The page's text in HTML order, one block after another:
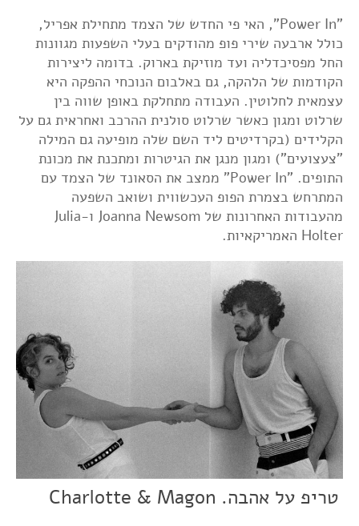
"Power In", האי פי החדש של הצמד מתחילת אפריל,
כולל ארבעה שירי פופ מהודקים בעלי השפעות מגוונות
החל מפסיכדליה ועד מוזיקת בארוק. בדומה ליצירות
הקודמות של הלהקה, גם באלבום הנוכחי ההפקה היא
עצמאית לחלוטין. העבודה מתחלקת באופן שווה בין
שרלוט ומגון כאשר שרלוט סולנית ההרכב ואחראית גם על
הקלידים (בקרדיטים ליד השם שלה מופיעה גם המילה
"צעצועים") ומגון מנגן את הגיטרות ומתכנת את מכונת
התופים. "Power In" ממצב את הסאונד של הצמד עם
המתרחש בצמרת הפופ העכשווית ושואב השפעה
מהעבודות האחרונות של Joanna Newsom ו-
Julia
Holter האמריקאיות.
טריפ על אהבה. Charlotte & Magon